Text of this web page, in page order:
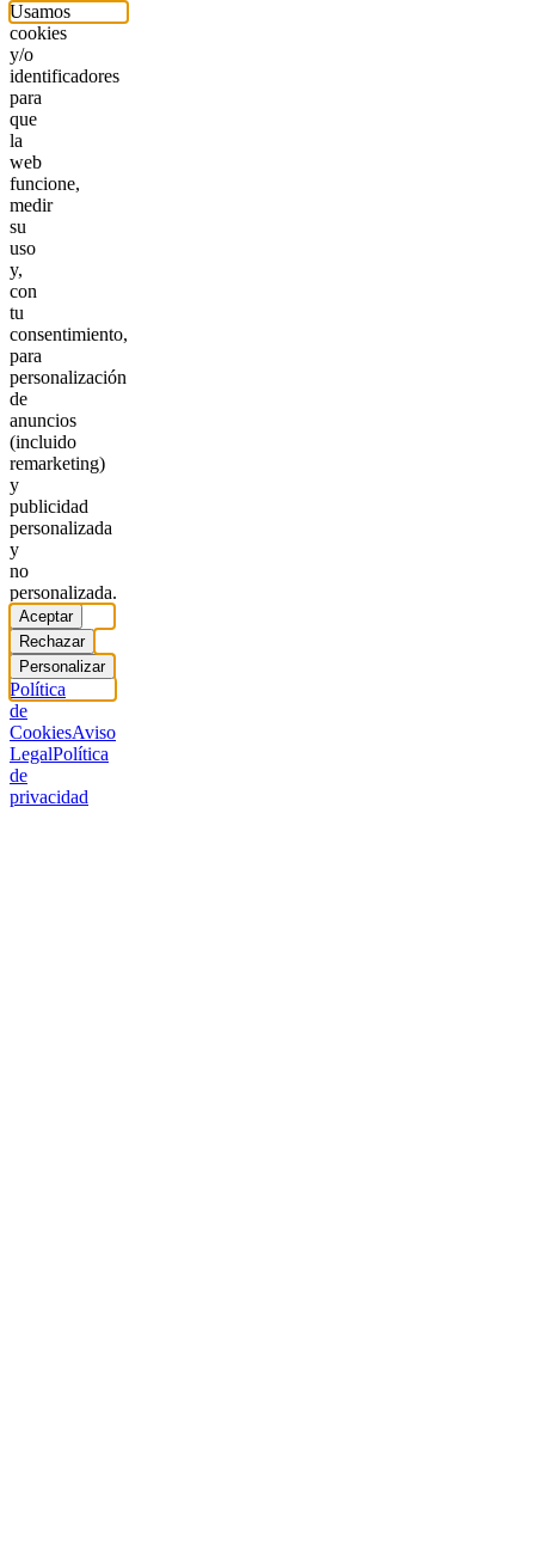
Usamos
cookies
y/o
identificadores
para
que
la
web
funcione,
medir
su
uso
y,
con
tu
consentimiento,
para
personalización
de
anuncios
(incluido
remarketing)
y
publicidad
personalizada
y
no
personalizada.
Aceptar
Rechazar
Personalizar
Política
de
CookiesAviso
LegalPolítica
de
privacidad